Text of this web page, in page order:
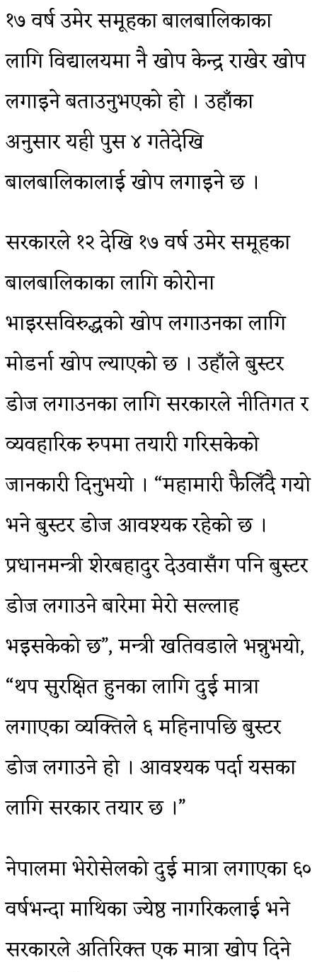
१७ वर्ष उमेर समूहका बालबालिकाका
लागि विद्यालयमा नै खोप केन्द्र राखेर खोप
लगाइने बताउनुभएको हो । उहाँका
अनुसार यही पुस ४ गतेदेखि
बालबालिकालाई खोप लगाइने छ ।
सरकारले १२ देखि १७ वर्ष उमेर समूहका
बालबालिकाका लागि कोरोना
भाइरसविरुद्धको खोप लगाउनका लागि
मोडर्ना खोप ल्याएको छ । उहाँले बुस्टर
डोज लगाउनका लागि सरकारले नीतिगत र
व्यवहारिक रुपमा तयारी गरिसकेको
जानकारी दिनुभयो । “महामारी फैलिँदै गयो
भने बुस्टर डोज आवश्यक रहेको छ ।
प्रधानमन्त्री शेरबहादुर देउवासँग पनि बुस्टर
डोज लगाउने बारेमा मेरो सल्लाह
भइसकेको छ”, मन्त्री खतिवडाले भन्नुभयो,
“थप सुरक्षित हुनका लागि दुई मात्रा
लगाएका व्यक्तिले ६ महिनापछि बुस्टर
डोज लगाउने हो । आवश्यक पर्दा यसका
लागि सरकार तयार छ ।”
नेपालमा भेरोसेलको दुई मात्रा लगाएका ६०
वर्षभन्दा माथिका ज्येष्ठ नागरिकलाई भने
सरकारले अतिरिक्त एक मात्रा खोप दिने